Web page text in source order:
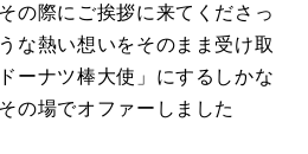
の際にご挨拶に来てくださっ
な熱い想いをそのまま受け取
ーナツ棒大使」にするしかな
の場でオファーしました